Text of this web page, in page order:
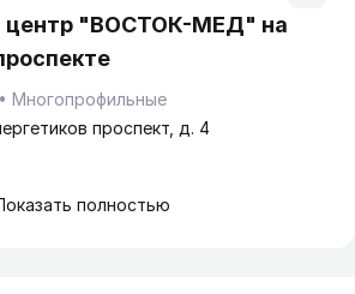
центр "ВОСТОК-МЕД" на
Многопрофильные
проспект, д. 4
полностью